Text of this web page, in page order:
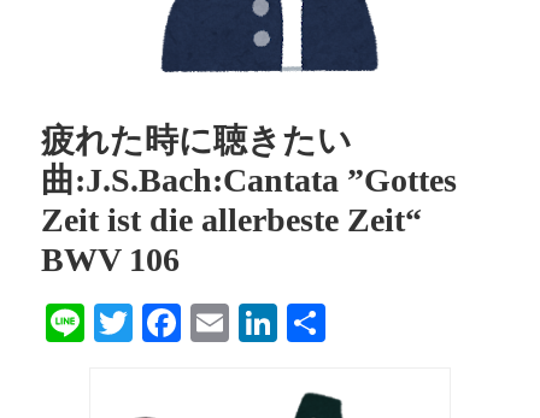
疲れた時に聴きたい
曲:J.S.Bach:Cantata ”Gottes
Zeit ist die allerbeste Zeit“
BWV 106
LineTwitterFacebook
EmailLinkedIn